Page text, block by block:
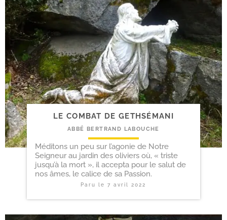
LE COMBAT DE GETHSÉMANI
ABBÉ BERTRAND LABOUCHE
Méditons un peu sur l’agonie de Notre
Seigneur au jardin des oliviers où, « triste
jusqu’à la mort », il accepta pour le salut de
nos âmes, le calice de sa Passion.
Paru le7 avril 2022